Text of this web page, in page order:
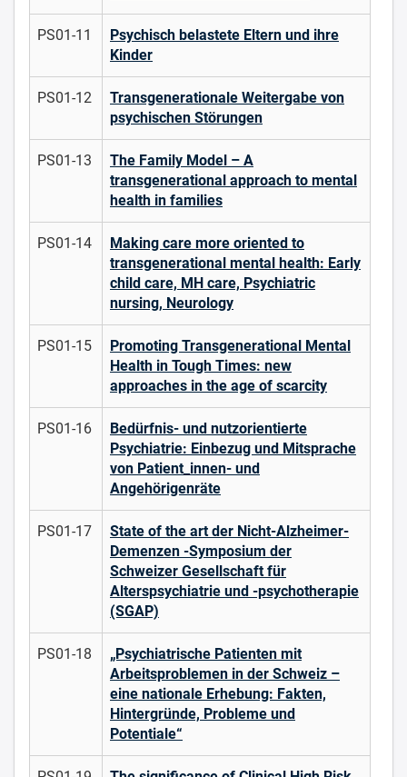
PS01-11
Psychisch belastete Eltern und ihre
Kinder
PS01-12
Transgenerationale Weitergabe von
psychischen Störungen
PS01-13
The Family Model – A
transgenerational approach to mental
health in families
PS01-14
Making care more oriented to
transgenerational mental health: Early
child care, MH care, Psychiatric
nursing, Neurology
PS01-15
Promoting Transgenerational Mental
Health in Tough Times: new
approaches in the age of scarcity
PS01-16
Bedürfnis- und nutzorientierte
Psychiatrie: Einbezug und Mitsprache
von Patient_innen- und
Angehörigenräte
PS01-17
State of the art der Nicht-Alzheimer-
Demenzen -Symposium der
Schweizer Gesellschaft für
Alterspsychiatrie und -psychotherapie
(SGAP)
PS01-18
„Psychiatrische Patienten mit
Arbeitsproblemen in der Schweiz –
eine nationale Erhebung: Fakten,
Hintergründe, Probleme und
Potentiale“